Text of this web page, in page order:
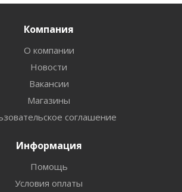
Компания
О компании
Новости
Вакансии
Магазины
соглашение
Информация
Помощь
Условия оплаты